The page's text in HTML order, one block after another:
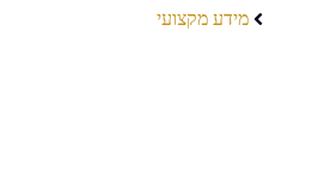
מידע מקצועי